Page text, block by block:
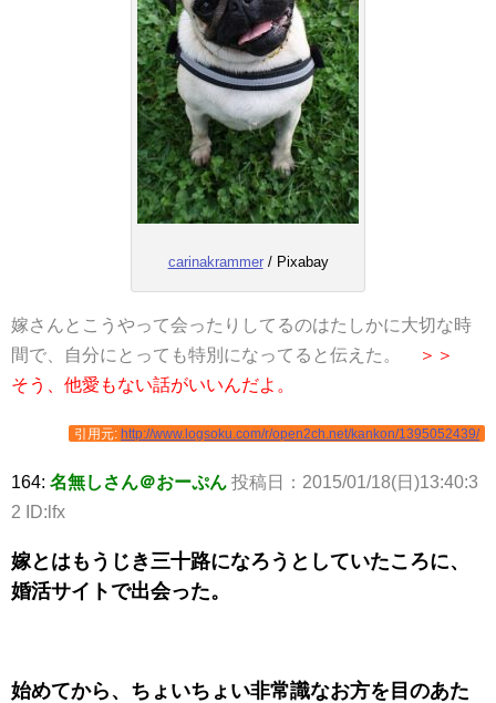
carinakrammer/ Pixabay
嫁さんとこうやって会ったりしてるのはたしかに大切な時
間で、自分にとっても特別になってると伝えた。
＞＞
そう、他愛もない話がいいんだよ。
引用元: http://www.logsoku.com/r/open2ch.net/kankon/1395052439/
164: 名無しさん＠おーぷん 投稿日：2015/01/18(日)13:40:3
2 ID:lfx
嫁とはもうじき三十路になろうとしていたころに、
婚活サイトで出会った。
始めてから、ちょいちょい非常識なお方を目のあた